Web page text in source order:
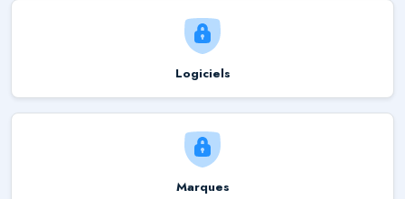
Logiciels
Marques